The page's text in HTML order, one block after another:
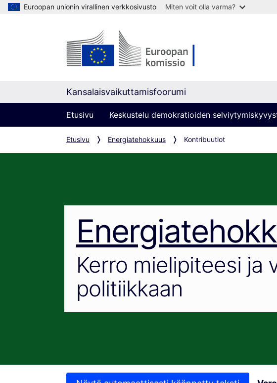
Euroopan unionin virallinen verkkosivusto Miten voit olla varma?
Kansalaisvaikuttamisfoorumi
Etusivu Keskustelu demokratioiden
Etusivu Energiatehokkuus Kontribuutiot
Kerro mielipiteesi ja
politiikkaan